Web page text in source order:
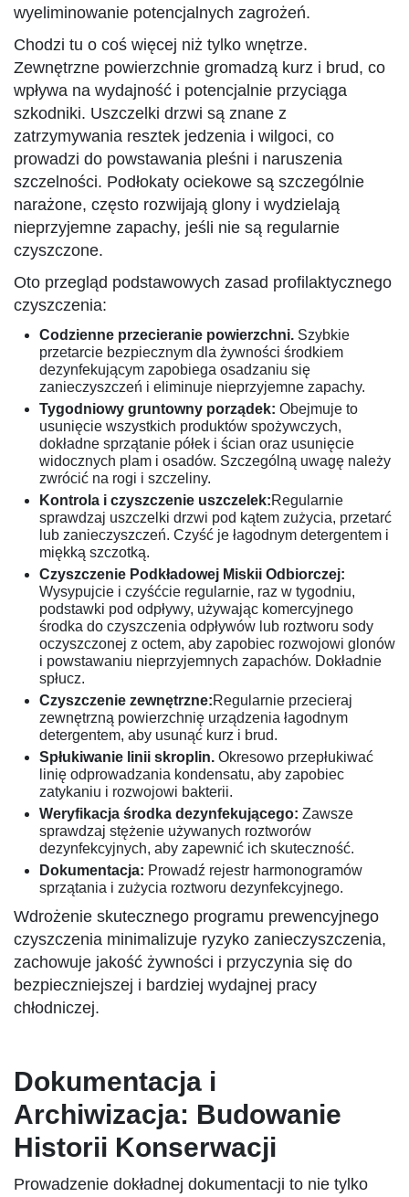
wyeliminowanie potencjalnych zagrożeń.
Chodzi tu o coś więcej niż tylko wnętrze.
Zewnętrzne powierzchnie gromadzą kurz i brud, co
wpływa na wydajność i potencjalnie przyciąga
szkodniki. Uszczelki drzwi są znane z
zatrzymywania resztek jedzenia i wilgoci, co
prowadzi do powstawania pleśni i naruszenia
szczelności. Podłokaty ociekowe są szczególnie
narażone, często rozwijają glony i wydzielają
nieprzyjemne zapachy, jeśli nie są regularnie
czyszczone.
Oto przegląd podstawowych zasad profilaktycznego
czyszczenia:
Codzienne przecieranie powierzchni. Szybkie
przetarcie bezpiecznym dla żywności środkiem
dezynfekującym zapobiega osadzaniu się
zanieczyszczeń i eliminuje nieprzyjemne zapachy.
Tygodniowy gruntowny porządek: Obejmuje to
usunięcie wszystkich produktów spożywczych,
dokładne sprzątanie półek i ścian oraz usunięcie
widocznych plam i osadów. Szczególną uwagę należy
zwrócić na rogi i szczeliny.
Kontrola i czyszczenie uszczelek:Regularnie
sprawdzaj uszczelki drzwi pod kątem zużycia, przetarć
lub zanieczyszczeń. Czyść je łagodnym detergentem i
miękką szczotką.
Czyszczenie Podkładowej Miskii Odbiorczej:
Wysypujcie i czyśćcie regularnie, raz w tygodniu,
podstawki pod odpływy, używając komercyjnego
środka do czyszczenia odpływów lub roztworu sody
oczyszczonej z octem, aby zapobiec rozwojowi glonów
i powstawaniu nieprzyjemnych zapachów. Dokładnie
spłucz.
Czyszczenie zewnętrzne:Regularnie przecieraj
zewnętrzną powierzchnię urządzenia łagodnym
detergentem, aby usunąć kurz i brud.
Spłukiwanie linii skroplin. Okresowo przepłukiwać
linię odprowadzania kondensatu, aby zapobiec
zatykaniu i rozwojowi bakterii.
Weryfikacja środka dezynfekującego: Zawsze
sprawdzaj stężenie używanych roztworów
dezynfekcyjnych, aby zapewnić ich skuteczność.
Dokumentacja: Prowadź rejestr harmonogramów
sprzątania i zużycia roztworu dezynfekcyjnego.
Wdrożenie skutecznego programu prewencyjnego
czyszczenia minimalizuje ryzyko zanieczyszczenia,
zachowuje jakość żywności i przyczynia się do
bezpieczniejszej i bardziej wydajnej pracy
chłodniczej.
Dokumentacja i
Archiwizacja: Budowanie
Historii Konserwacji
Prowadzenie dokładnej dokumentacji to nie tylko